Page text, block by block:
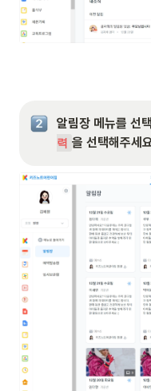
알림장 메뉴를 선
력 을 선택해주세